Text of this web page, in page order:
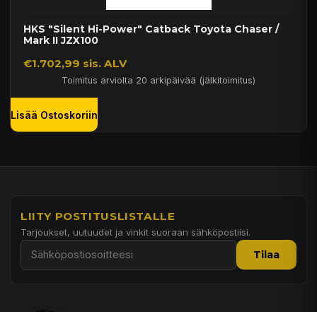
HKS "Silent Hi-Power" Catback Toyota Chaser /
Mark II JZX100
€1.702,99 sis. ALV
Toimitus arviolta 20 arkipäivää (jälkitoimitus)
Lisää Ostoskoriin
LIITY POSTITUSLISTALLE
Tarjoukset, uutuudet ja vinkit suoraan sähköpostiisi.
Tilaa